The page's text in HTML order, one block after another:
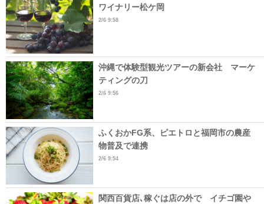
ワイナリー松ケ岡
2/6 9:58
沖縄で体験型観光ツアーの新会社 マーケ
ティングの刀
2/6 9:56
ふくおかFG系、ピエトロと福岡市の農産
物普及で連携
2/6 9:54
関西百貨店､稼ぐは店の外で イチゴ園や